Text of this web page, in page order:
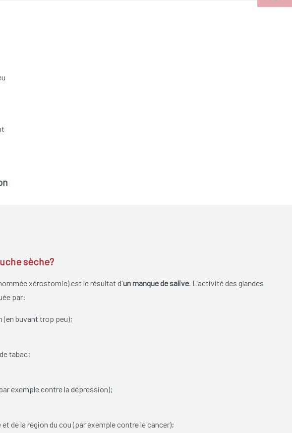
sèche?
xérostomie) est le résultat d'un manque de salive. L'activité des glandes
par:
(en buvant trop peu);
tabac;
exemple contre la dépression);
de la région du cou (par exemple contre le cancer);